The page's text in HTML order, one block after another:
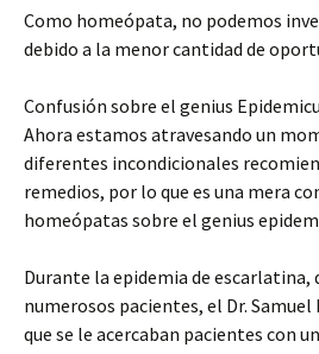
Como homeópata, no podemos
debido a la menor cantidad de
Confusión sobre el genius
Ahora estamos atravesando un
diferentes incondicionales
remedios, por lo que es una mera
homeópatas sobre el genius
Durante la epidemia de escarlatina,
numerosos pacientes, el Dr.
que se le acercaban pacientes con